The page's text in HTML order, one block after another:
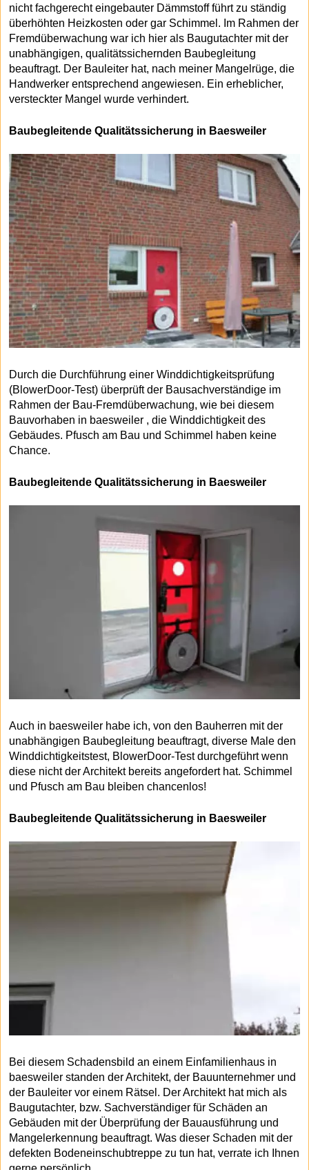
nicht fachgerecht eingebauter Dämmstoff führt zu ständig
überhöhten Heizkosten oder gar Schimmel. Im Rahmen der
Fremdüberwachung war ich hier als Baugutachter mit der
unabhängigen, qualitätssichernden Baubegleitung
beauftragt. Der Bauleiter hat, nach meiner Mangelrüge, die
Handwerker entsprechend angewiesen. Ein erheblicher,
versteckter Mangel wurde verhindert.
Baubegleitende Qualitätssicherung in Baesweiler
Durch die Durchführung einer Winddichtigkeitsprüfung
(BlowerDoor-Test) überprüft der Bausachverständige im
Rahmen der Bau-Fremdüberwachung, wie bei diesem
Bauvorhaben in baesweiler , die Winddichtigkeit des
Gebäudes. Pfusch am Bau und Schimmel haben keine
Chance.
Baubegleitende Qualitätssicherung in Baesweiler
Auch in baesweiler habe ich, von den Bauherren mit der
unabhängigen Baubegleitung beauftragt, diverse Male den
Winddichtigkeitstest, BlowerDoor-Test durchgeführt wenn
diese nicht der Architekt bereits angefordert hat. Schimmel
und Pfusch am Bau bleiben chancenlos!
Baubegleitende Qualitätssicherung in Baesweiler
Bei diesem Schadensbild an einem Einfamilienhaus in
baesweiler standen der Architekt, der Bauunternehmer und
der Bauleiter vor einem Rätsel. Der Architekt hat mich als
Baugutachter, bzw. Sachverständiger für Schäden an
Gebäuden mit der Überprüfung der Bauausführung und
Mangelerkennung beauftragt. Was dieser Schaden mit der
defekten Bodeneinschubtreppe zu tun hat, verrate ich Ihnen